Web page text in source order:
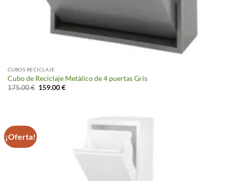
CUBOS RECICLAJE
Cubo de Reciclaje Metálico de 4 puertas Gris
175.00€ El
159.00€El
¡Oferta!